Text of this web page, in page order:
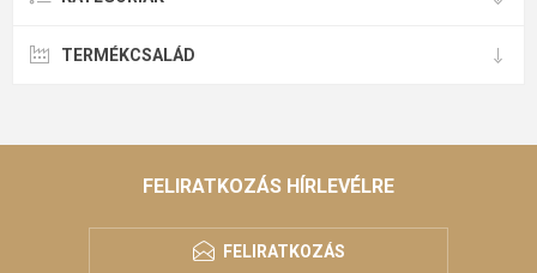
TERMÉKCSALÁD
FELIRATKOZÁS HÍRLEVÉLRE
FELIRATKOZÁS